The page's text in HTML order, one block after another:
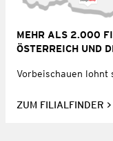
MEHR ALS 2.000
ÖSTERREICH UND
Vorbeischauen lohnt
ZUM FILIALFINDER